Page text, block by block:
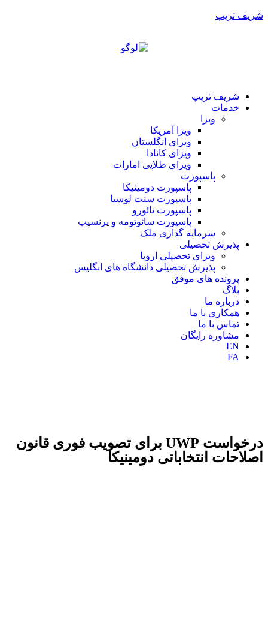
شریف تریپ
شریف تریپ
خدمات
ویزا
ویزا آمریکا
ویزای انگلستان
ویزای کانادا
ویزای طلایی امارات
پاسپورت
پاسپورت دومینیکا
پاسپورت سنت لوسیا
پاسپورت نائورو
پاسپورت سائوتومه و پرنسیپ
سرمایه گذاری ملک
پذیرش تحصیلی
ویزای تحصیلی اروپا
پذیرش تحصیلی دانشگاه های انگلیس
پرونده های موفق
بلاگ
درباره ما
همکاری با ما
تماس با ما
مشاوره رایگان
EN
FA
درخواست UWP برای تصویب فوری قانون
اصلاحات انتخاباتی دومینیکا